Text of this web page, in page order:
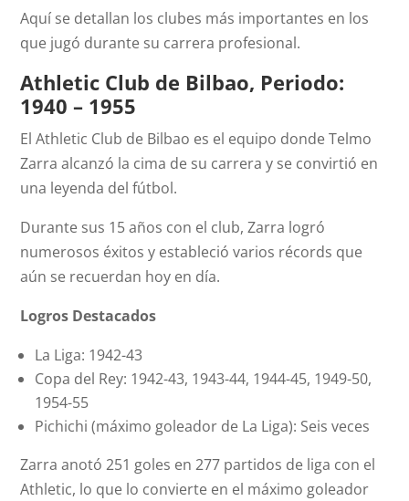
Aquí se detallan los clubes más importantes en los
que jugó durante su carrera profesional.
Athletic Club de Bilbao, Periodo:
1940 – 1955
El Athletic Club de Bilbao es el equipo donde Telmo
Zarra alcanzó la cima de su carrera y se convirtió en
una leyenda del fútbol.
Durante sus 15 años con el club, Zarra logró
numerosos éxitos y estableció varios récords que
aún se recuerdan hoy en día.
Logros Destacados
La Liga: 1942-43
Copa del Rey: 1942-43, 1943-44, 1944-45, 1949-50,
1954-55
Pichichi (máximo goleador de La Liga): Seis veces
Zarra anotó 251 goles en 277 partidos de liga con el
Athletic, lo que lo convierte en el máximo goleador